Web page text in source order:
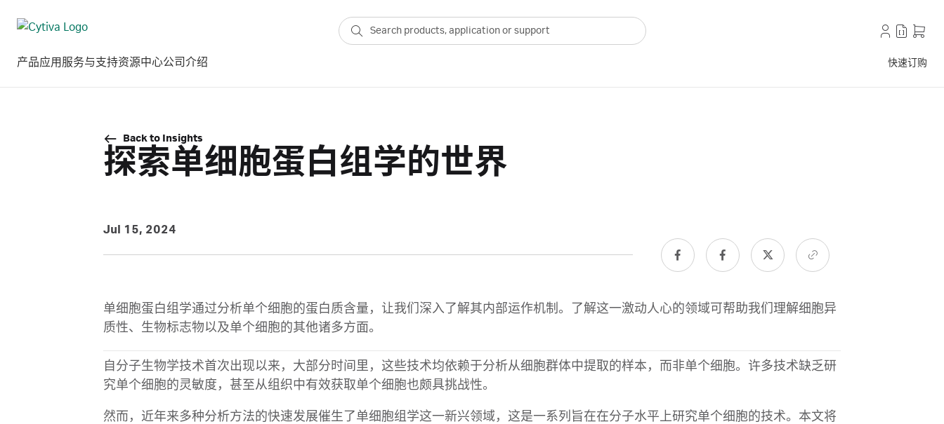
产品应用 服务与支持资源中心公司介绍 快速订购
Back to Insights
探索单细胞蛋白组学的世界
Jul 15, 2024
单细胞蛋白组学通过分析单个细胞的蛋白质含量，让我们深入了解其内部运作机制。了解这一激动人心的领域可帮助我们理解细胞异
质性、生物标志物以及单个细胞的其他诸多方面。
自分子生物学技术首次出现以来，大部分时间里，这些技术均依赖于分析从细胞群体中提取的样本，而非单个细胞。许多技术缺乏研
究单个细胞的灵敏度，甚至从组织中有效获取单个细胞也颇具挑战性。
然而，近年来多种分析方法的快速发展催生了单细胞组学这一新兴领域，这是一系列旨在在分子水平上研究单个细胞的技术。本文将